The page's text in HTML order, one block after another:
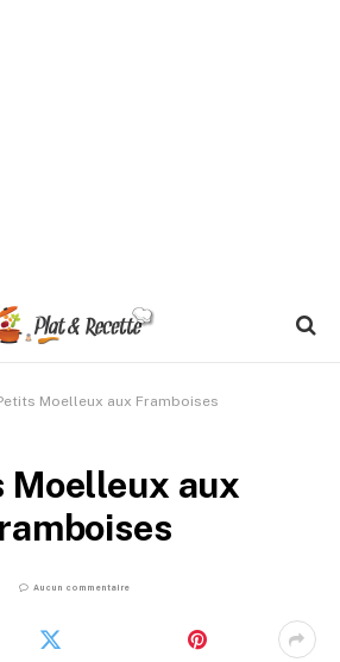
Moelleux aux Framboises
Moelleux aux
Aucun commentaire